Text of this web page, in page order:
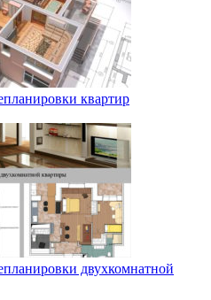
квартир
двухкомнатной